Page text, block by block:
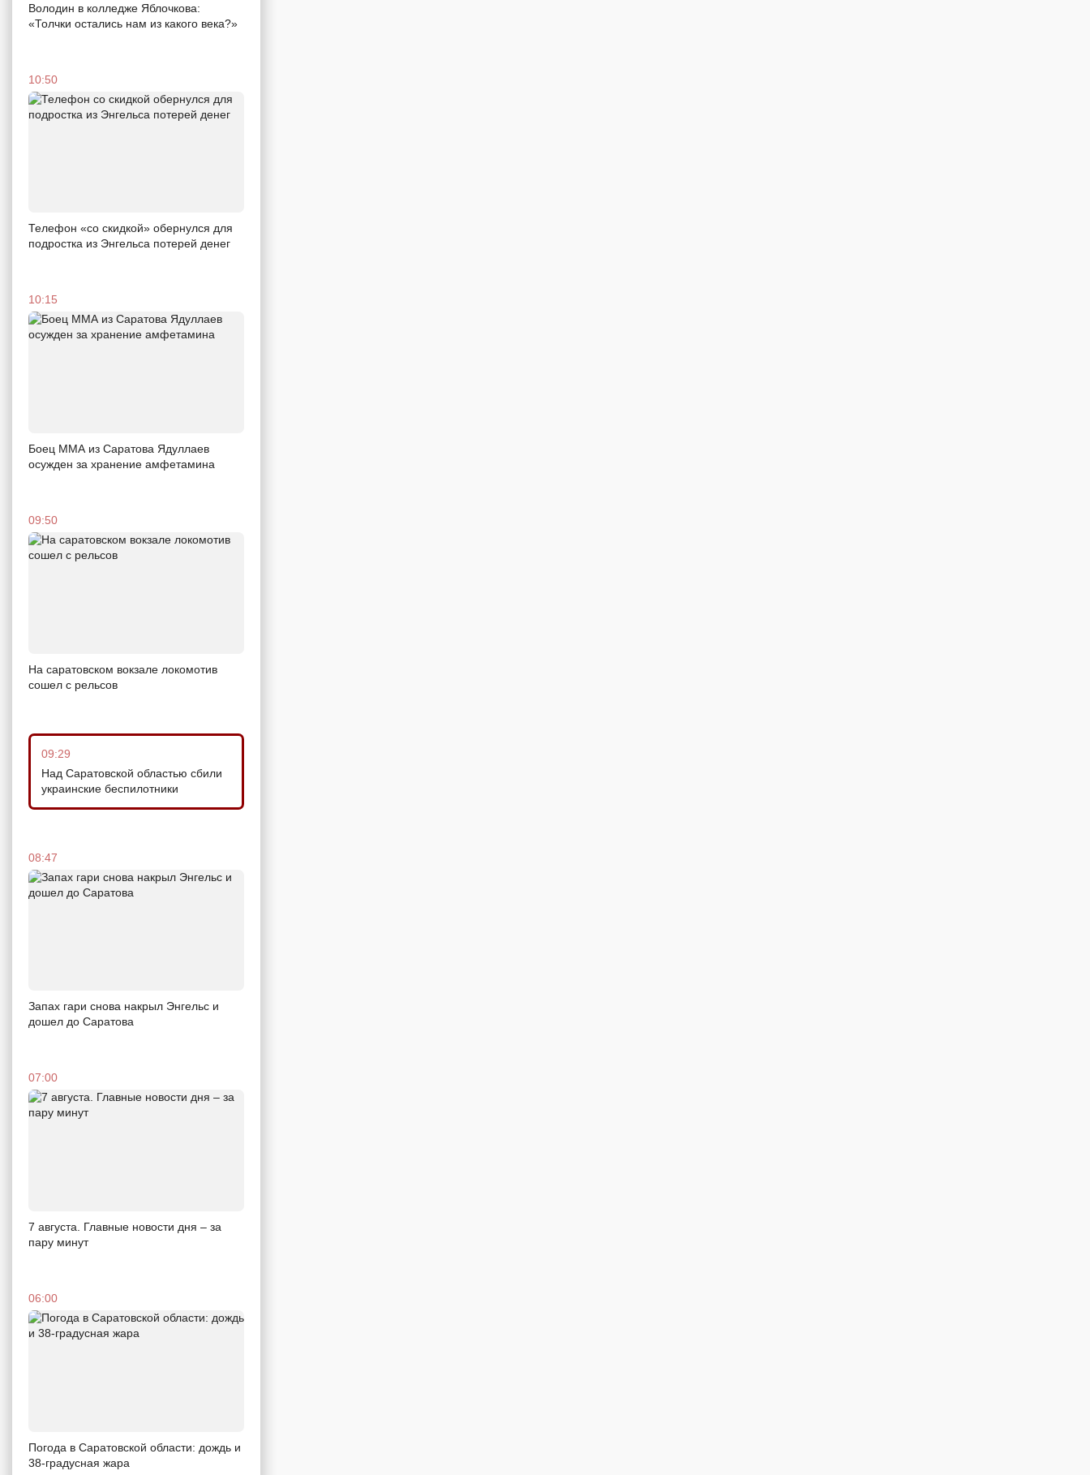
Володин в колледже Яблочкова:
«Толчки остались нам из какого века?»
10:50
Телефон «со скидкой» обернулся для
подростка из Энгельса потерей денег
10:15
Боец ММА из Саратова Ядуллаев
осужден за хранение амфетамина
09:50
На саратовском вокзале локомотив
сошел с рельсов
09:29
Над Саратовской областью сбили
украинские беспилотники
08:47
Запах гари снова накрыл Энгельс и
дошел до Саратова
07:00
7 августа. Главные новости дня – за
пару минут
06:00
Погода в Саратовской области: дождь и
38-градусная жара